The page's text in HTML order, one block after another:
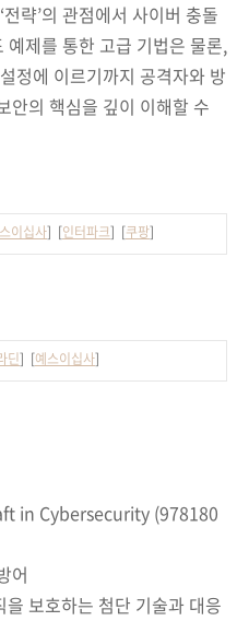
략’의 관점에서 사이버 충돌
제를 통한 고급 기법은 물론,
정에 이르기까지 공격자와 방
안의 핵심을 깊이 이해할 수
이십사] [인터파크] [쿠팡]
딘] [예스이십사]
in Cybersecurity (978180
어
보호하는 첨단 기술과 대응